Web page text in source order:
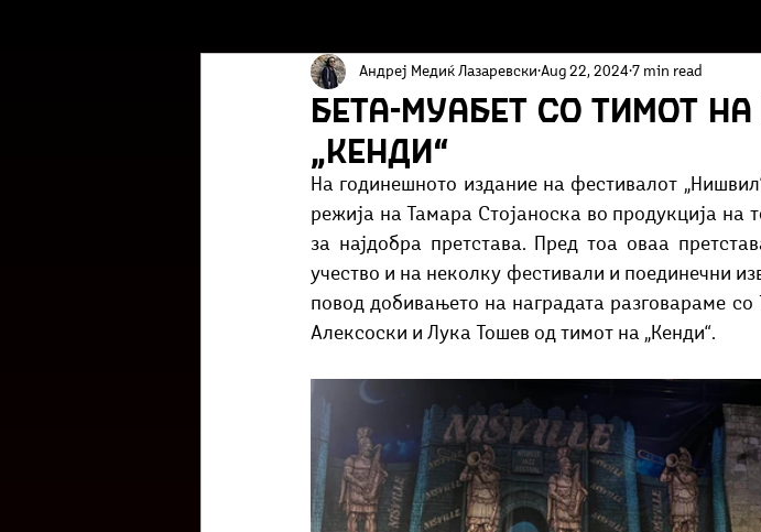
β-уметник на неделата β-фактопедија Бисери Воздишки
Културоглед Мелемузика
Го зборевме ова?
Бета-муабет со тимот
„Кенди“
Андреј Медиќ Лазаревски Aug 22, 2024 7 min read
На годинешното издание на фестивалот
режија на Тамара Стојаноска во продукција на
за најдобра претстава. Пред тоа оваа
учество и на неколку фестивали и поединечни
повод добивањето на наградата разговараме
Алексоски и Лука Тошев од тимот на „Кенди“.